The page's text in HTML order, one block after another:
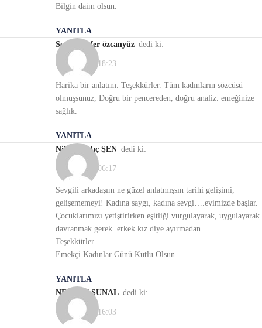
Bilgin daim olsun.
YANITLA
seniha ayfer özcanyüz dedi ki:
08/03/2022, 18:23
Harika bir anlatım. Teşekkürler. Tüm kadınların sözcüsü
olmuşsunuz, Doğru bir pencereden, doğru analiz. emeğinize
sağlık.
YANITLA
Nilgün Kılıç ŞEN dedi ki:
09/03/2022, 06:17
Sevgili arkadaşım ne güzel anlatmışsın tarihi gelişimi,
gelişememeyi! Kadına saygı, kadına sevgi….evimizde başlar.
Çocuklarımızı yetiştirirken eşitliği vurgulayarak, uygulayarak
davranmak gerek..erkek kız diye ayırmadan.
Teşekkürler..
Emekçi Kadınlar Günü Kutlu Olsun
YANITLA
NERMİN SUNAL dedi ki:
14/03/2022, 16:03